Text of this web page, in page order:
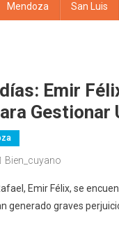
Mendoza San Luis
Emir
Bien_cuyano
Emir Félix, se
generado graves